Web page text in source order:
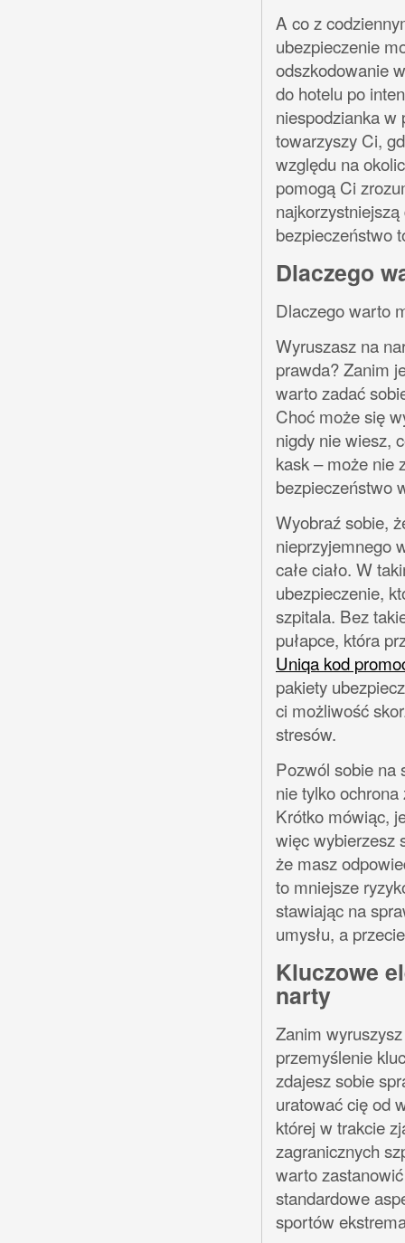
A co z
ubezpieczenie
odszkodowanie
do hotelu po
niespodzianka w
towarzyszy Ci,
względu na
pomogą Ci
bezpieczeństwo
Dlaczego
Dlaczego warto
Wyruszasz na
prawda? Zanim
warto zadać
Choć może się
nigdy nie wiesz,
kask – może nie
bezpieczeństwo
Wyobraź sobie,
nieprzyjemnego
całe ciało. W
ubezpieczenie,
szpitala. Bez
pułapce, która
Uniqa kod
pakiety
ci możliwość
stresów.
Pozwól sobie na
nie tylko
Krótko mówiąc,
więc wybierzesz
że masz
to mniejsze
stawiając na
umysłu, a
Kluczowe
narty
Zanim
przemyślenie
zdajesz sobie
uratować cię od
której w trakcie
zagranicznych
warto
standardowe
sportów